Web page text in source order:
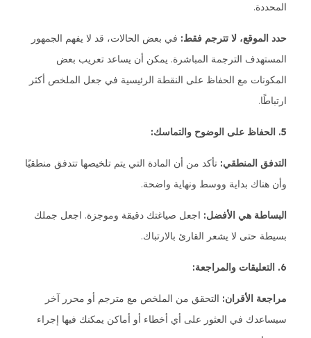
المحددة.
حدد الموقع، لا تترجم فقط: في بعض الحالات، قد لا يفهم الجمهور
المستهدف الترجمة المباشرة. يمكن أن يساعد تعريب بعض
المكونات مع الحفاظ على النقطة الرئيسية في جعل الملخص أكثر
ارتباطًا.
5. الحفاظ على الوضوح والتماسك:
التدفق المنطقي: تأكد من أن المادة التي يتم تلخيصها تتدفق منطقيًا
وأن هناك بداية ووسط ونهاية واضحة.
البساطة هي الأفضل: اجعل صياغتك دقيقة وموجزة. اجعل جملك
بسيطة حتى لا يشعر القارئ بالارتباك.
6. التعليقات والمراجعة:
مراجعة الأقران: التحقق من الملخص مع مترجم أو محرر آخر
سيساعدك في العثور على أي أخطاء أو أماكن يمكنك فيها إجراء